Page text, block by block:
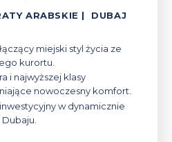
ARABSKIE | DUBAJ
miejski styl życia ze
kurortu.
i najwyższej klasy
nowoczesny komfort.
w dynamicznie